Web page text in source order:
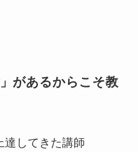
があるからこそ教
達してきた講師